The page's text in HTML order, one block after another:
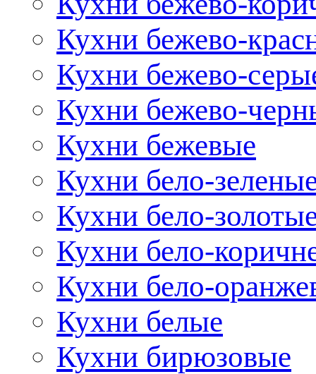
Кухни бежево-
Кухни бежево-
Кухни бежево-
Кухни бежевые
Кухни бело-
Кухни бело-
Кухни бело-
Кухни бело-
Кухни белые
Кухни бирюзовые